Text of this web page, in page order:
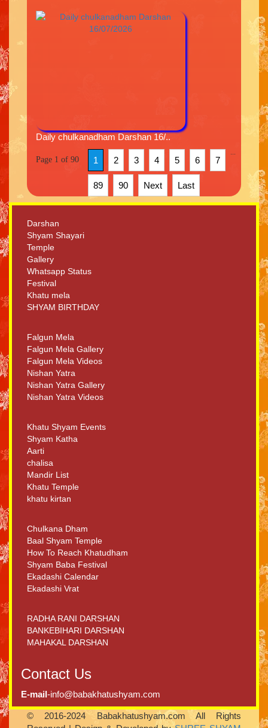
Daily chulkanadham Darshan 16/..
Page 1 of 90 1 2 3 4 5 6 7
89 90 Next Last
Darshan
Shyam Shayari
Temple
Gallery
Whatsapp Status
Festival
Khatu mela
SHYAM BIRTHDAY
Falgun Mela
Falgun Mela Gallery
Falgun Mela Videos
Nishan Yatra
Nishan Yatra Gallery
Nishan Yatra Videos
Khatu Shyam Events
Shyam Katha
Aarti
chalisa
Mandir List
Khatu Temple
khatu kirtan
Chulkana Dham
Baal Shyam Temple
How To Reach Khatudham
Shyam Baba Festival
Ekadashi Calendar
Ekadashi Vrat
RADHA RANI DARSHAN
BANKEBIHARI DARSHAN
MAHAKAL DARSHAN
Contact Us
E-mail-info@babakhatushyam.com
© 2016-2024 Babakhatushyam.com All Rights